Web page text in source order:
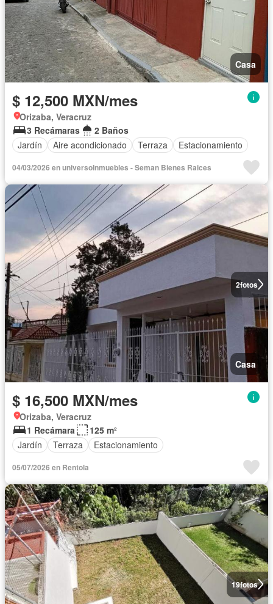
Casa
$ 12,500 MXN/mes
Orizaba, Veracruz
3 Recámaras
2 Baños
Jardín
Aire acondicionado Terraza Estacionamiento
04/03/2026 en universoInmuebles - Seman Bienes Raices
2fotos
Casa
$ 16,500 MXN/mes
Orizaba, Veracruz
1 Recámara
125 m²
Jardín
Terraza Estacionamiento
05/07/2026 en Rentola
19fotos